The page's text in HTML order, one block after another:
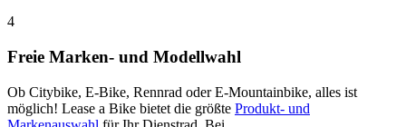
4
Freie Marken- und Modellwahl
Ob Citybike, E-Bike, Rennrad oder E-Mountainbike, alles ist
möglich! Lease a Bike bietet die größte Produkt- und